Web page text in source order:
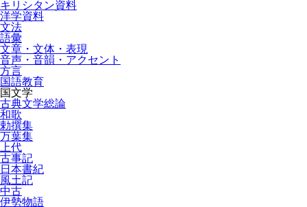
キリシタン資料
洋学資料
文法
語彙
文章・文体・表現
音声・音韻・アクセント
方言
国語教育
国文学
古典文学総論
和歌
勅撰集
万葉集
上代
古事記
日本書紀
風土記
中古
伊勢物語